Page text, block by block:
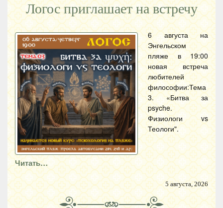
Логос приглашает на встречу
6 августа на
Энгельском
пляже в 19:00
новая встреча
любителей
философии:Тема
3. «Битва за
psyche.
Физиологи vs
Теологи".
Читать…
5 августа, 2026